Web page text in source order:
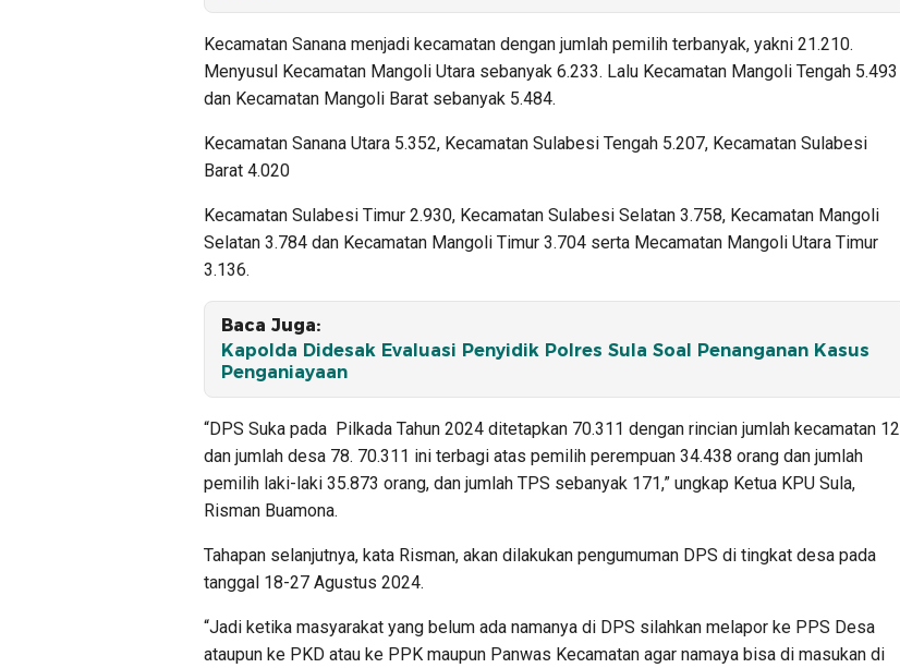
Kecamatan Sanana menjadi kecamatan dengan jumlah pemilih terbanyak, yakni 21.210.
Menyusul Kecamatan Mangoli Utara sebanyak 6.233. Lalu Kecamatan Mangoli Tengah 5.493
dan Kecamatan Mangoli Barat sebanyak 5.484.
Kecamatan Sanana Utara 5.352, Kecamatan Sulabesi Tengah 5.207, Kecamatan Sulabesi
Barat 4.020
Kecamatan Sulabesi Timur 2.930, Kecamatan Sulabesi Selatan 3.758, Kecamatan Mangoli
Selatan 3.784 dan Kecamatan Mangoli Timur 3.704 serta Mecamatan Mangoli Utara Timur
3.136.
Baca Juga:
Kapolda Didesak Evaluasi Penyidik Polres Sula Soal Penanganan Kasus
Penganiayaan
“DPS Suka pada Pilkada Tahun 2024 ditetapkan 70.311 dengan rincian jumlah kecamatan 12
dan jumlah desa 78. 70.311 ini terbagi atas pemilih perempuan 34.438 orang dan jumlah
pemilih laki-laki 35.873 orang, dan jumlah TPS sebanyak 171,” ungkap Ketua KPU Sula,
Risman Buamona.
Tahapan selanjutnya, kata Risman, akan dilakukan pengumuman DPS di tingkat desa pada
tanggal 18-27 Agustus 2024.
“Jadi ketika masyarakat yang belum ada namanya di DPS silahkan melapor ke PPS Desa
ataupun ke PKD atau ke PPK maupun Panwas Kecamatan agar namaya bisa di masukan di